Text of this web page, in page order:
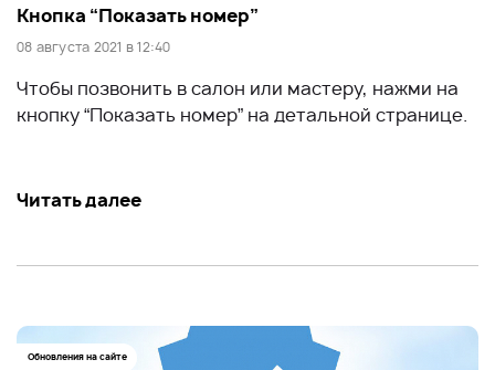
Кнопка “Показать номер”
08 августа 2021 в 12:40
Чтобы позвонить в салон или мастеру, нажми на
кнопку “Показать номер” на детальной странице.
Читать далее
Обновления на сайте